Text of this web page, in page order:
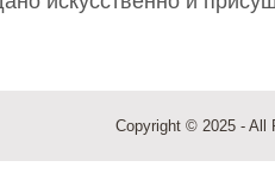
Copyright © 2025 - All